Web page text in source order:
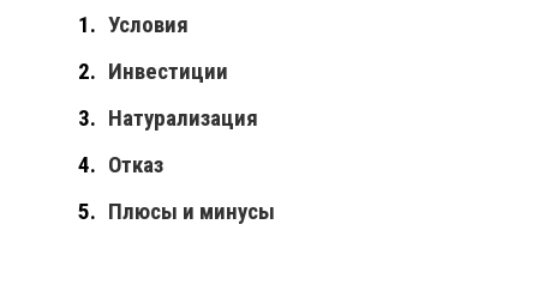
Условия
Инвестиции
Натурализация
Отказ
Плюсы и минусы